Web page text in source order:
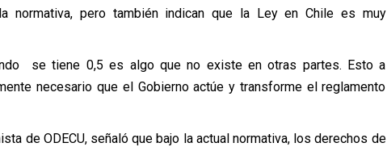
normativa, pero también indican que la Ley en Chile es muy
se tiene 0,5 es algo que no existe en otras partes. Esto a
necesario que el Gobierno actúe y transforme el reglamento
de ODECU, señaló que bajo la actual normativa, los derechos de